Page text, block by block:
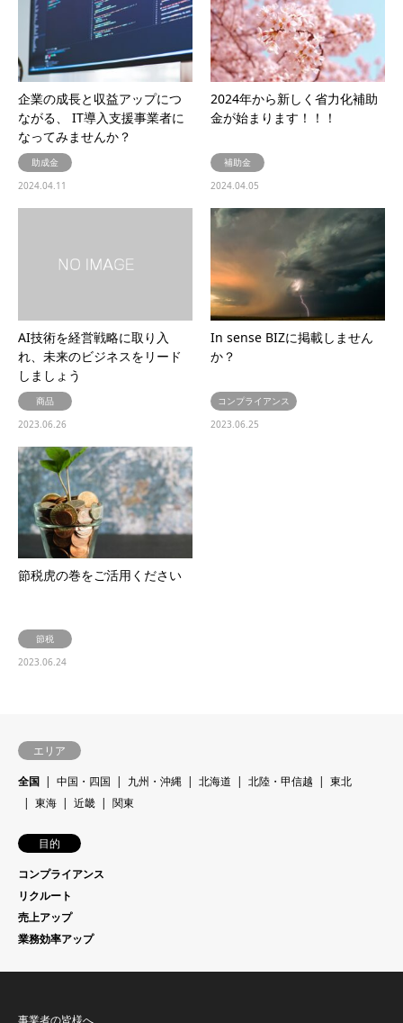
企業の成長と収益アップにつ
ながる、 IT導入支援事業者に
なってみませんか？
助成金
2024.04.11
2024年から新しく省力化補助
金が始まります！！！
補助金
2024.04.05
AI技術を経営戦略に取り入
れ、未来のビジネスをリード
しましょう
商品
2023.06.26
In sense BIZに掲載しません
か？
コンプライアンス
2023.06.25
節税虎の巻をご活用ください
節税
2023.06.24
エリア
全国
中国・四国 九州・沖縄 北海道 北陸・甲信越
東北
東海
近畿 関東
目的
コンプライアンス
リクルート
売上アップ
業務効率アップ